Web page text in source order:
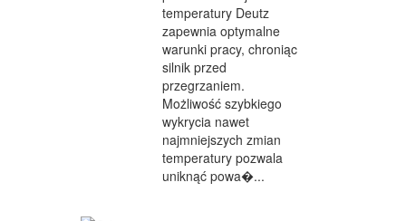
MATERIAŁY REKLAMOWE
INNE AGENCJE
WIGOR
IMPREZY INTEGRACYJNE
HOBBY
temperatury Deutz
zapewnia optymalne
warunki pracy, chroniąc
silnik przed
przegrzaniem.
Możliwość szybkiego
wykrycia nawet
najmniejszych zmian
temperatury pozwala
uniknąć powa�...